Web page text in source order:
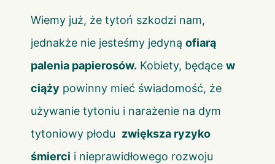
Wiemy już, że tytoń szkodzi nam,
jednakże nie jesteśmy jedyną ofiarą
palenia papierosów. Kobiety, będące w
ciąży powinny mieć świadomość, że
używanie tytoniu i narażenie na dym
tytoniowy płodu zwiększa ryzyko
śmierci i nieprawidłowego rozwoju